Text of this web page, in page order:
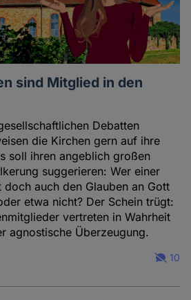
sind Mitglied in den
Debatten
die Kirchen gern auf ihre
soll ihren angeblich großen
suggerieren: Wer einer
auch den Glauben an Gott
etwa nicht? Der Schein trügt:
vertreten in Wahrheit
agnostische Überzeugung.
10